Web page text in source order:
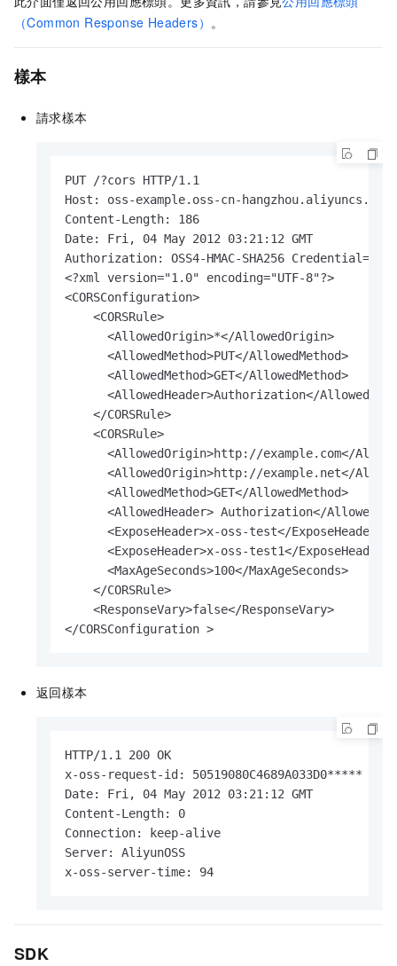
（Common Response Headers） 。
樣本
請求樣本
PUT /?cors HTTP/1.1
Host: oss-example.oss-cn-hangzhou.aliyuncs.com
Content-Length: 186
Date: Fri, 04 May 2012 03:21:12 GMT
Authorization: OSS4-HMAC-SHA256
<?xml version="1.0" encoding="UTF-8"?>
<CORSConfiguration>
    <CORSRule>
      <AllowedOrigin>*</AllowedOrigin>
      <AllowedMethod>PUT</AllowedMethod>
      <AllowedMethod>GET</AllowedMethod>
<AllowedHeader>Authorization</
    </CORSRule>
    <CORSRule>
<AllowedOrigin>http://example.com</
<AllowedOrigin>http://example.net</
      <AllowedMethod>GET</AllowedMethod>
<AllowedHeader> Authorization</
      <ExposeHeader>x-oss-test</ExposeHeader>
      <ExposeHeader>x-oss-test1</ExposeHeader>
      <MaxAgeSeconds>100</MaxAgeSeconds>
    </CORSRule>
    <ResponseVary>false</ResponseVary>
</CORSConfiguration >
返回樣本
HTTP/1.1 200 OK
x-oss-request-id: 50519080C4689A033D0*****
Date: Fri, 04 May 2012 03:21:12 GMT
Content-Length: 0
Connection: keep-alive
Server: AliyunOSS
x-oss-server-time: 94
SDK